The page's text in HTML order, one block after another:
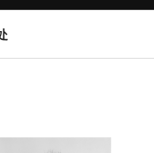
评 | 摄影 | 生活记录